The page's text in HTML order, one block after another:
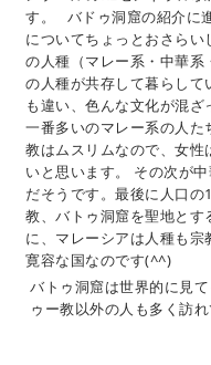
す。 バドゥ洞窟の紹介に
についてちょっとおさら
の人種（マレー系・中華
の人種が共存して暮らし
も違い、色んな文化が混
一番多いのマレー系の人
教はムスリムなので、女
いと思います。 その次が
だそうです。最後に人口
教、バトゥ洞窟を聖地とす
に、マレーシアは人種も
寛容な国なのです(^^)
バトゥ洞窟は世界的に見
ゥー教以外の人も多く訪れ